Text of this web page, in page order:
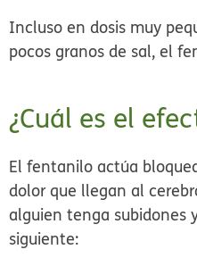
Incluso en dosis muy
pocos granos de sal, el
¿Cuál es el
El fentanilo actúa
dolor que llegan al
alguien tenga subidones
siguiente: